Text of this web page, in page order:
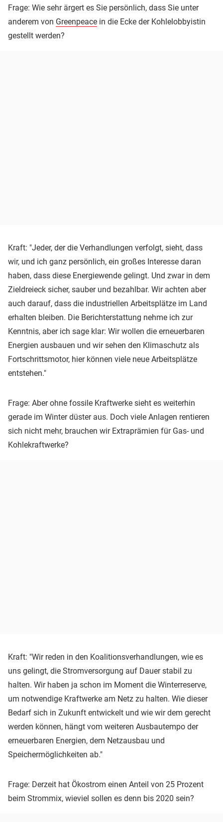
Frage: Wie sehr ärgert es Sie persönlich, dass Sie unter
anderem von Greenpeace in die Ecke der Kohlelobbyistin
gestellt werden?
Kraft: "Jeder, der die Verhandlungen verfolgt, sieht, dass
wir, und ich ganz persönlich, ein großes Interesse daran
haben, dass diese Energiewende gelingt. Und zwar in dem
Zieldreieck sicher, sauber und bezahlbar. Wir achten aber
auch darauf, dass die industriellen Arbeitsplätze im Land
erhalten bleiben. Die Berichterstattung nehme ich zur
Kenntnis, aber ich sage klar: Wir wollen die erneuerbaren
Energien ausbauen und wir sehen den Klimaschutz als
Fortschrittsmotor, hier können viele neue Arbeitsplätze
entstehen."
Frage: Aber ohne fossile Kraftwerke sieht es weiterhin
gerade im Winter düster aus. Doch viele Anlagen rentieren
sich nicht mehr, brauchen wir Extraprämien für Gas- und
Kohlekraftwerke?
Kraft: "Wir reden in den Koalitionsverhandlungen, wie es
uns gelingt, die Stromversorgung auf Dauer stabil zu
halten. Wir haben ja schon im Moment die Winterreserve,
um notwendige Kraftwerke am Netz zu halten. Wie dieser
Bedarf sich in Zukunft entwickelt und wie wir dem gerecht
werden können, hängt vom weiteren Ausbautempo der
erneuerbaren Energien, dem Netzausbau und
Speichermöglichkeiten ab."
Frage: Derzeit hat Ökostrom einen Anteil von 25 Prozent
beim Strommix, wieviel sollen es denn bis 2020 sein?